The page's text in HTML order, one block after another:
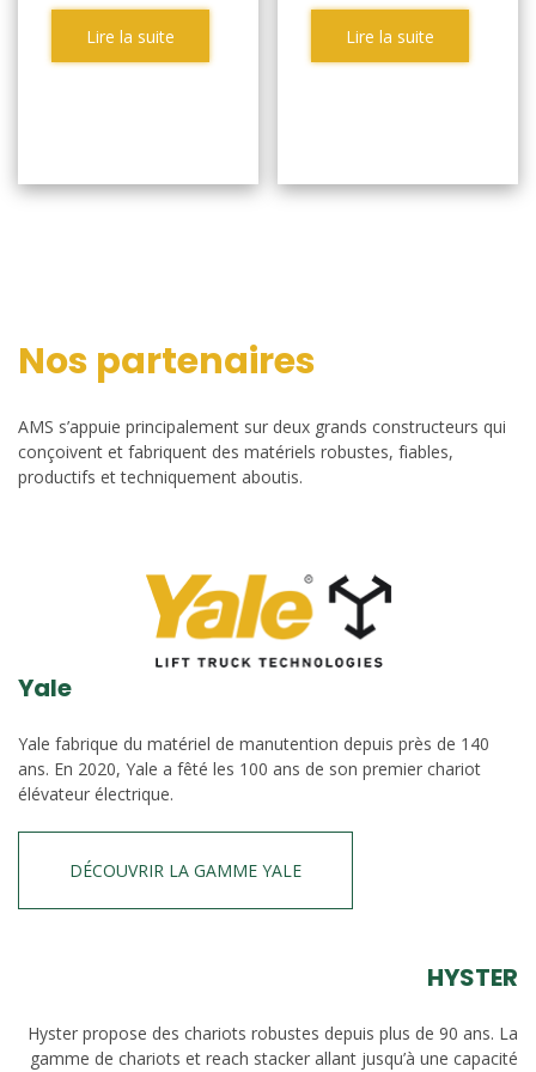
Lire la suite Lire la suite
Nos partenaires
AMS s’appuie principalement sur deux grands constructeurs qui
conçoivent et fabriquent des matériels robustes, fiables,
productifs et techniquement aboutis.
Yale
Yale fabrique du matériel de manutention depuis près de 140
ans. En 2020, Yale a fêté les 100 ans de son premier chariot
élévateur électrique.
DÉCOUVRIR LA GAMME YALE
HYSTER
Hyster propose des chariots robustes depuis plus de 90 ans. La
gamme de chariots et reach stacker allant jusqu’à une capacité